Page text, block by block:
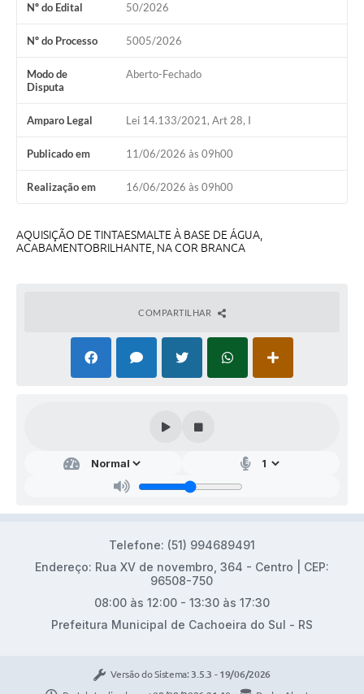
Arquivos para Download
Galeria de Vídeos
Gabinetes e Secretarias
Contas Públicas
Editais
Telefones Úteis
Nº do Edital 50/2026
Nº do Processo 5005/2026
Modo de
Disputa
Aberto-Fechado
Amparo Legal Lei 14.133/2021, Art 28, I
Publicado em 11/06/2026 às 09h00
Realização em 16/06/2026 às 09h00
AQUISIÇÃO DE TINTAESMALTE À BASE DE ÁGUA,
ACABAMENTOBRILHANTE, NA COR BRANCA
COMPARTILHAR
Telefone: (51) 994689491
Endereço: Rua XV de novembro, 364 - Centro | CEP:
96508-750
08:00 às 12:00 - 13:30 às 17:30
Prefeitura Municipal de Cachoeira do Sul - RS
Versão do Sistema: 3.5.3 - 19/06/2026